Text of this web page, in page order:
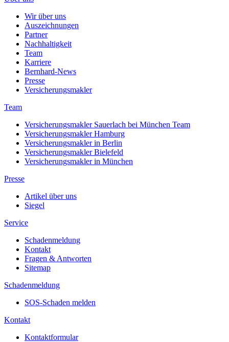
Wir über uns
Auszeichnungen
Partner
Nachhaltigkeit
Team
Karriere
Bernhard-News
Presse
Versicherungsmakler
Team
Versicherungsmakler Sauerlach bei München Team
Versicherungsmakler Hamburg
Versicherungsmakler in Berlin
Versicherungsmakler Bielefeld
Versicherungsmakler in München
Presse
Artikel über uns
Siegel
Service
Schadenmeldung
Kontakt
Fragen & Antworten
Sitemap
Schadenmeldung
SOS-Schaden melden
Kontakt
Kontaktformular